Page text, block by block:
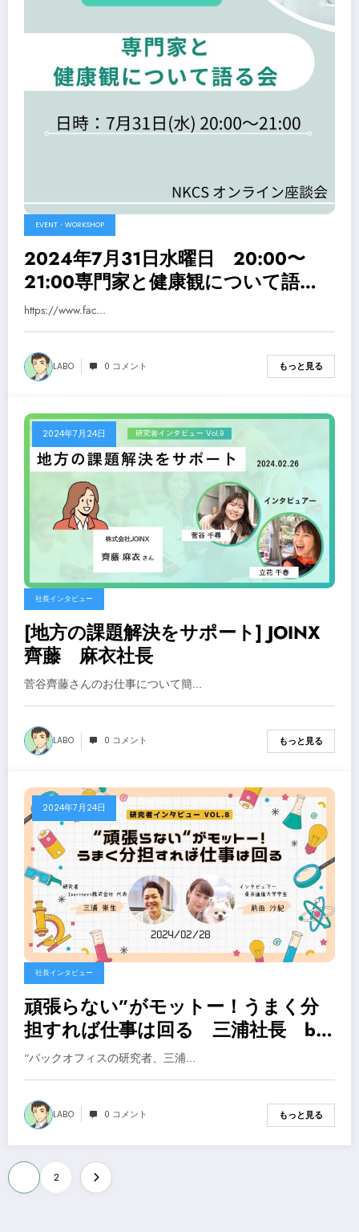
EVENT・WORKSHOP
2024年7月31日水曜日 20:00〜
21:00専門家と健康観について語る
会 vol.3を開催します
https://www.fac…
LABO 0 コメント もっと見る
2024年7月24日
社長インタビュー
[地方の課題解決をサポート] JOINX
齊藤 麻衣社長
菅谷齊藤さんのお仕事について簡…
LABO 0 コメント もっと見る
2024年7月24日
社長インタビュー
頑張らない”がモットー！うまく分
担すれば仕事は回る 三浦社長 by
前田
“バックオフィスの研究者、三浦…
LABO 0 コメント もっと見る
投
稿
2